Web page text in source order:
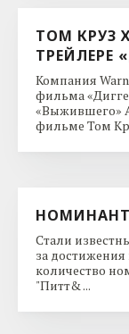
ТОМ КРУЗ
ТРЕЙЛЕРЕ
Компания
фильма
«Выжившего»
фильме Том
Стали
за
количество
"Питт& ...